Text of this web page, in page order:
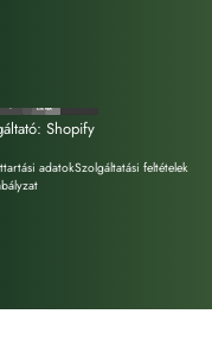
Shopify
adatokSzolgáltatási feltételek